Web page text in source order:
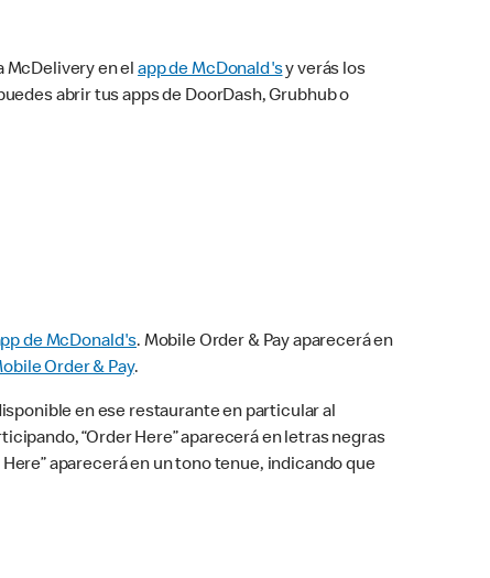
McDelivery en elapp de McDonald'sy verás los
abrir tus apps de DoorDash, Grubhub o
de McDonald's. Mobile Order & Pay aparecerá en
Order & Pay.
en ese restaurante en particular al
“Order Here” aparecerá en letras negras
aparecerá en un tono tenue, indicando que